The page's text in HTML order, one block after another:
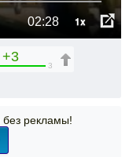
02:28 1x
+3
3
рекламы!